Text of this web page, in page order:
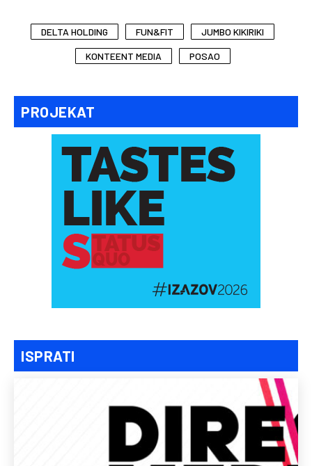
PROJEKAT
ISPRATI
DELTA HOLDING FUN&FIT JUMBO KIKIRIKI
KONTEENT MEDIA POSAO